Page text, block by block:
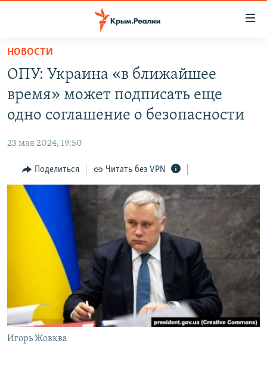
Вернуться
основному
содержанию
Вернутся
главной
Вернутся
поиску
СПЕЦПРОЕКТЫ
11 ЛЕТ ОККУПАЦИИ КРЫМА. 11 ИСТОРИЙ СОПРОТИВЛЕНИЯ
ВОДА
ЕЩЕ
ИНТЕРАКТИВ
ИНФОГРАФИКА
ТЕЛЕПРОЕКТ КРЫМ.РЕАЛИИ
СОВЕТЫ ПРАВОЗАЩИТНИКОВ
ПРОПАВШИЕ БЕЗ ВЕСТИ
ПОБЕДИТЕЛЕЙ НЕ СУДЯТ?
КРЫМ.НЕПОКОРЕННЫЙ
ELIFBE
УКРАИНСКАЯ ПРОБЛЕМА КРЫМА
РАДІО СВОБОДА
КАК ОБОЙТИ БЛОКИРОВКУ
Українською
Qırımtatar
ПРИСОЕДИНЯЙТЕСЬ!
НОВОСТИ
ОПУ: Украина «в ближайшее
время» может подписать еще
одно соглашение о безопасности
23 мая 2024, 19:50
Поделиться Читать без VPN
Игорь Жовква